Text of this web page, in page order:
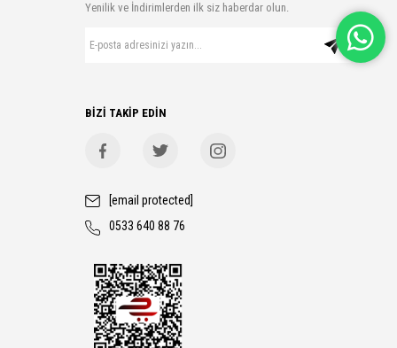
Yenilik ve İndirimlerden ilk siz haberdar olun.
BİZİ TAKİP EDİN
[email protected]
0533 640 88 76